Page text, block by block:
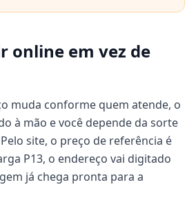
online em vez de
muda conforme quem atende, o
à mão e você depende da sorte
site, o preço de referência é
P13, o endereço vai digitado
já chega pronta para a